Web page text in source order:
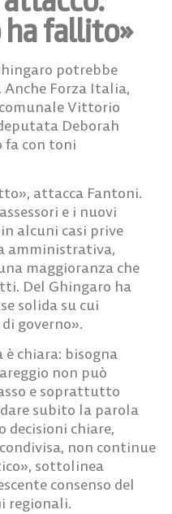
ha fallito»
potrebbe
Forza Italia,
Vittorio
Deborah
fa con toni
attacca Fantoni.
e i nuovi
alcuni casi prive
amministrativa,
maggioranza che
Del Ghingaro ha
solida su cui
governo».
chiara: bisogna
non può
e soprattutto
subito la parola
decisioni chiare,
non continue
sottolinea
consenso del
regionali.